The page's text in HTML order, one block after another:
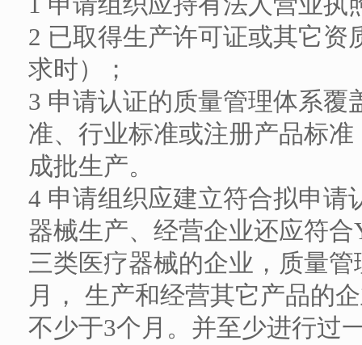
2 已取得生产许可证或其它
求时）；
3 申请认证的质量管理体系覆
准、行业标准或注册产品标
成批生产。
4 申请组织应建立符合拟申请
器械生产、经营企业还应符
三类医疗器械的企业，质量
月， 生产和经营其它产品的
不少于3个月。并至少进行过